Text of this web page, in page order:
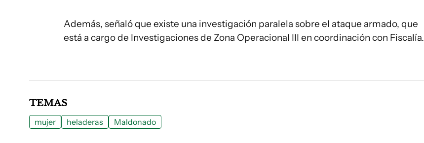
Además, señaló que existe una investigación paralela sobre el ataque armado, que
está a cargo de Investigaciones de Zona Operacional III en coordinación con Fiscalía.
TEMAS
mujer heladeras Maldonado